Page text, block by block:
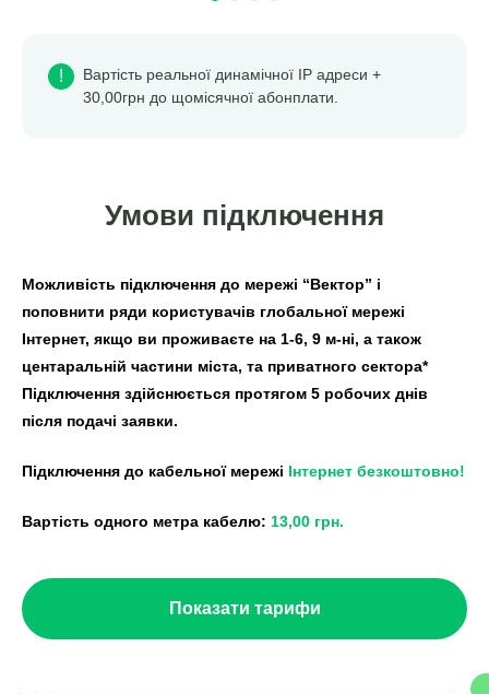
!
Вартість реальної динамічної ІР адреси +
30,00грн до щомісячної абонплати.
Умови підключення
Можливість підключення до мережі “Вектор” і
поповнити ряди користувачів глобальної мережі
Інтернет, якщо ви проживаєте на 1-6, 9 м-ні, а також
центаральній частини міста, та приватного сектора*
Підключення здійснюється протягом 5 робочих днів
після подачі заявки.
Підключення до кабельної мережі Інтернет безкоштовно!
Вартість одного метра кабелю: 13,00 грн.
Показати тарифи